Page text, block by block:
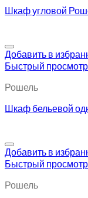
Шкаф угловой
Добавить в
Быстрый просмотр
Рошель
Шкаф бельевой
Добавить в
Быстрый просмотр
Рошель